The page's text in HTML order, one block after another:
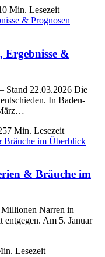
Min. Lesezeit
Ergebnisse &
Stand 22.03.2026 Die
In Baden-
7 Min. Lesezeit
& Bräuche im
Narren in
entgegen. Am 5. Januar
Lesezeit